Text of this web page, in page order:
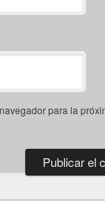
para la